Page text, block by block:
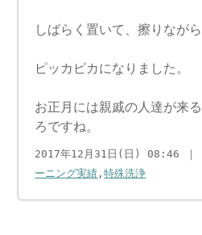
しばらく置いて、擦りなが
ピッカピカになりました。
お正月には親戚の人達が来
ろですね。
2017年12月31日(日) 08:46 ｜
ーニング実績 ,特殊洗浄